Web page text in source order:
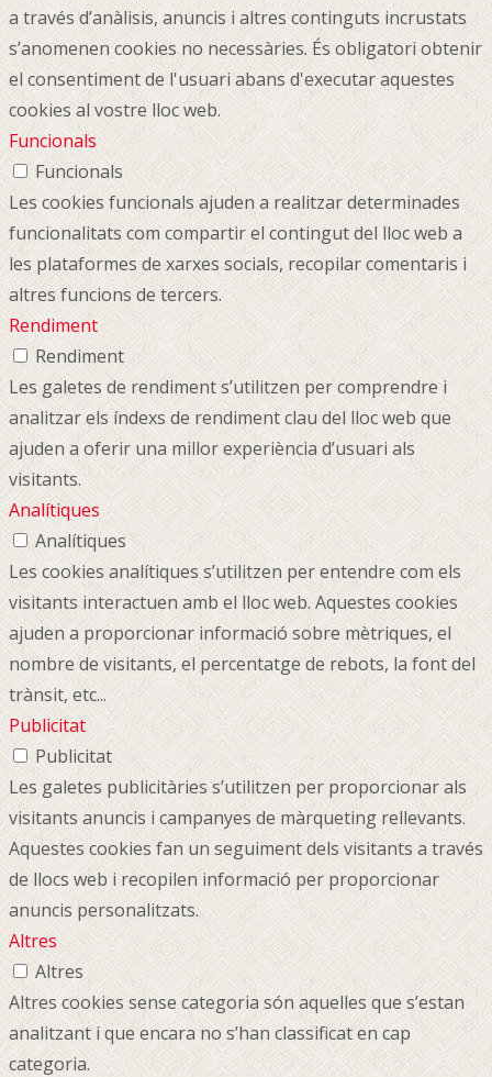
a través d’anàlisis, anuncis i altres continguts incrustats
s’anomenen cookies no necessàries. És obligatori obtenir
el consentiment de l'usuari abans d'executar aquestes
cookies al vostre lloc web.
Funcionals
Funcionals
Les cookies funcionals ajuden a realitzar determinades
funcionalitats com compartir el contingut del lloc web a
les plataformes de xarxes socials, recopilar comentaris i
altres funcions de tercers.
Rendiment
Rendiment
Les galetes de rendiment s’utilitzen per comprendre i
analitzar els índexs de rendiment clau del lloc web que
ajuden a oferir una millor experiència d’usuari als
visitants.
Analítiques
Analítiques
Les cookies analítiques s’utilitzen per entendre com els
visitants interactuen amb el lloc web. Aquestes cookies
ajuden a proporcionar informació sobre mètriques, el
nombre de visitants, el percentatge de rebots, la font del
trànsit, etc...
Publicitat
Publicitat
Les galetes publicitàries s’utilitzen per proporcionar als
visitants anuncis i campanyes de màrqueting rellevants.
Aquestes cookies fan un seguiment dels visitants a través
de llocs web i recopilen informació per proporcionar
anuncis personalitzats.
Altres
Altres
Altres cookies sense categoria són aquelles que s’estan
analitzant i que encara no s’han classificat en cap
categoria.